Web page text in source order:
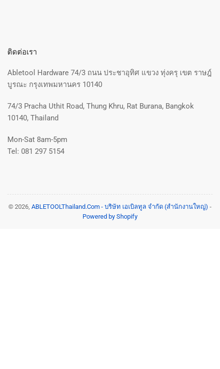
ติดต่อเรา
Abletool Hardware 74/3 ถนน ประชาอุทิศ แขวง ทุ่งครุ เขต ราษฎ์
บูรณะ กรุงเทพมหานคร 10140
74/3 Pracha Uthit Road, Thung Khru, Rat Burana, Bangkok
10140, Thailand
Mon-Sat 8am-5pm
Tel: 081 297 5154
© 2026, ABLETOOLThailand.Com - บริษัท เอเบิลทูล จำกัด (สำนักงานใหญ่) -
Powered by Shopify